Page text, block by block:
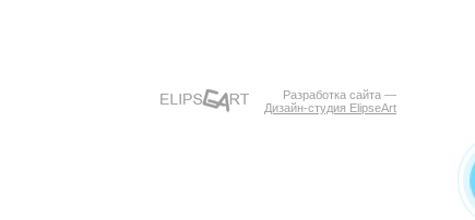
Разработка сайта —
Дизайн-студия ElipseArt